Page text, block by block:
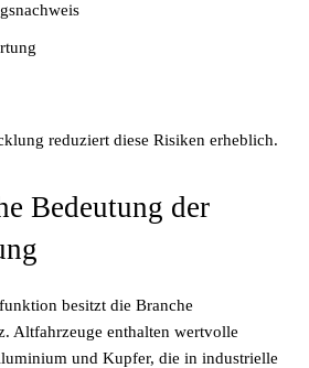
reduziert diese Risiken erheblich.
Bedeutung der
besitzt die Branche
Altfahrzeuge enthalten wertvolle
und Kupfer, die in industrielle